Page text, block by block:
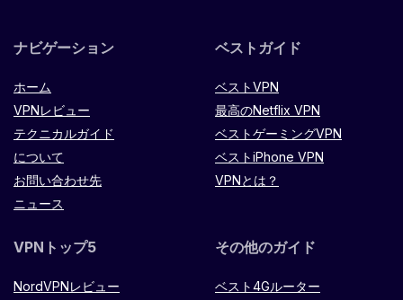
ナビゲーション
ホーム
VPNレビュー
テクニカルガイド
について
お問い合わせ先
ニュース
ベストガイド
ベストVPN
最高のNetflix VPN
ベストゲーミングVPN
ベストiPhone VPN
VPNとは？
VPNトップ5
NordVPNレビュー
その他のガイド
ベスト4Gルーター